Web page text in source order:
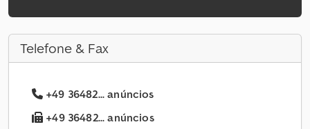
Telefone & Fax
+49 36482... anúncios
+49 36482... anúncios